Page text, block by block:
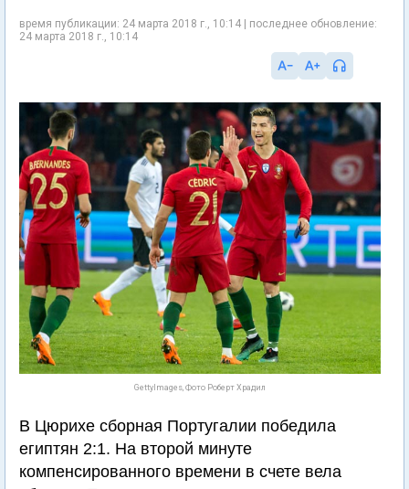
время публикации: 24 марта 2018 г., 10:14 | последнее обновление:
24 марта 2018 г., 10:14
GettyImages, Фото Роберт Храдил
В Цюрихе сборная Португалии победила
египтян 2:1. На второй минуте
компенсированного времени в счете вела